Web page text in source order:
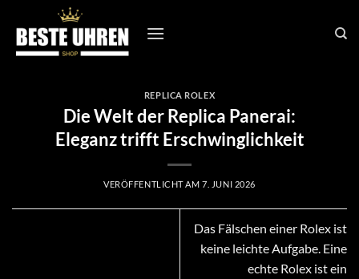
Inhalt
springen
REPLICA ROLEX
Die Welt der Replica Panerai:
Eleganz trifft Erschwinglichkeit
VERÖFFENTLICHT AM7. JUNI 2026
Das Fälschen einer Rolex ist
keine leichte Aufgabe. Eine
echte Rolex ist ein